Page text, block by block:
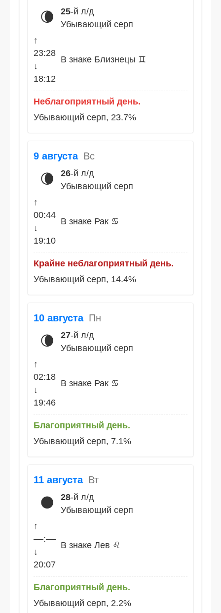
🌘 25-й л/д
Убывающий серп
↑
23:28
↓
18:12
В знаке Близнецы ♊
Неблагоприятный день.
Убывающий серп, 23.7%
9 августа Вс
🌘 26-й л/д
Убывающий серп
↑
00:44
↓
19:10
В знаке Рак ♋
Крайне неблагоприятный день.
Убывающий серп, 14.4%
10 августа Пн
🌘 27-й л/д
Убывающий серп
↑
02:18
↓
19:46
В знаке Рак ♋
Благоприятный день.
Убывающий серп, 7.1%
11 августа Вт
🌑 28-й л/д
Убывающий серп
↑
––:––
↓
20:07
В знаке Лев ♌
Благоприятный день.
Убывающий серп, 2.2%